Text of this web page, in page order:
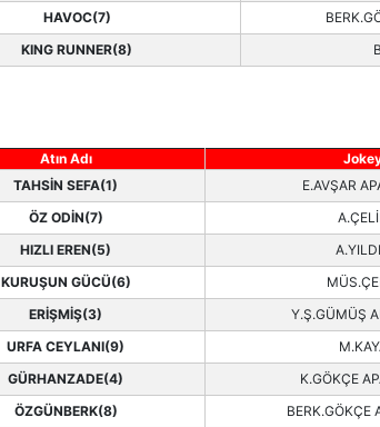
HAVOC(7)
KING RUNNER(8)
Atın Adı
TAHSİN SEFA(1) E.AVŞAR
ÖZ ODİN(7)
HIZLI EREN(5)
KURUŞUN GÜCÜ(6)
ERİŞMİŞ(3) Y.Ş.GÜMÜŞ
URFA CEYLANI(9)
GÜRHANZADE(4) K.GÖKÇE
ÖZGÜNBERK(8) BERK.GÖKÇE